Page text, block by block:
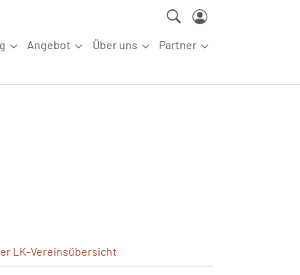
Submenu for "Aus-/Fortbildung"
Angebot
Submenu for "Angebot"
Über uns
Submenu for "Über uns"
Partner
Submenu for
LK-Vereinsübersicht